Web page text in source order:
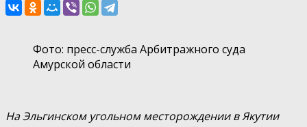
Фото: пресс-служба Арбитражного суда
Амурской области
На Эльгинском угольном месторождении в Якутии